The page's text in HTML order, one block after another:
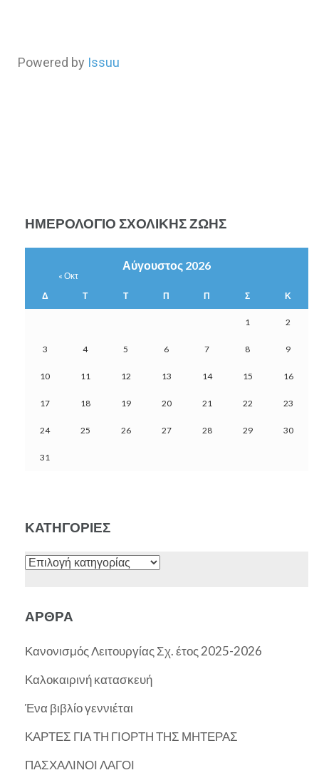
Powered by Issuu
ΗΜΕΡΟΛΌΓΙΟ ΣΧΟΛΙΚΉΣ ΖΩΉΣ
Αύγουστος 2026
Δ Τ Τ Π Π Σ Κ
« Οκτ
1 2
3 4 5 6 7 8 9
10 11 12 13 14 15 16
17 18 19 20 21 22 23
24 25 26 27 28 29 30
31
ΚΑΤΗΓΟΡΊΕΣ
ΆΡΘΡΑ
Κανονισμός Λειτουργίας Σχ. έτος 2025-2026
Καλοκαιρινή κατασκευή
Ένα βιβλίο γεννιέται
ΚΑΡΤΕΣ ΓΙΑ ΤΗ ΓΙΟΡΤΗ ΤΗΣ ΜΗΤΕΡΑΣ
ΠΑΣΧΑΛΙΝΟΙ ΛΑΓΟΙ